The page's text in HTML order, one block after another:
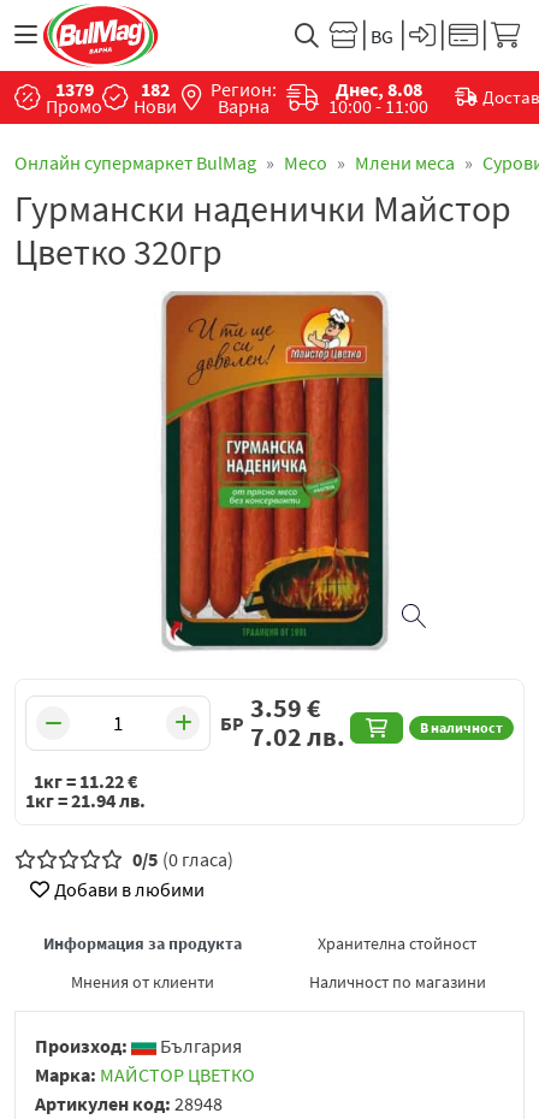
1379
Промо
182
Нови
Регион:
Варна
Днес, 8.08
10:00 - 11:00
Онлайн супермаркет BulMag Месo Млени меса
Гурмански наденички Майстор
Цветко 320гр
БР В наличност
3.59€
7.02лв.
1кг = 11.22€
1кг =21.94лв.
0/5 (0 гласа)
Добави в любими
Информация за продукта
Хранителна стойност
Мнения от клиенти
Наличност по магазини
Произход:
България
Марка: МАЙСТОР ЦВЕТКО
Артикулен код: 28948